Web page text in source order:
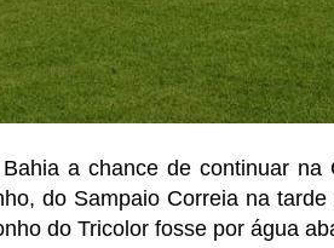
a chance de continuar na
do Sampaio Correia na
do Tricolor fosse por água